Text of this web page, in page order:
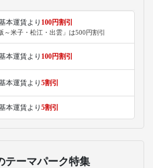
本運賃より 100円割引
～米子・松江・出雲」は500円割引
本運賃より 100円割引
本運賃より 5割引
本運賃より 5割引
テーマパーク特集